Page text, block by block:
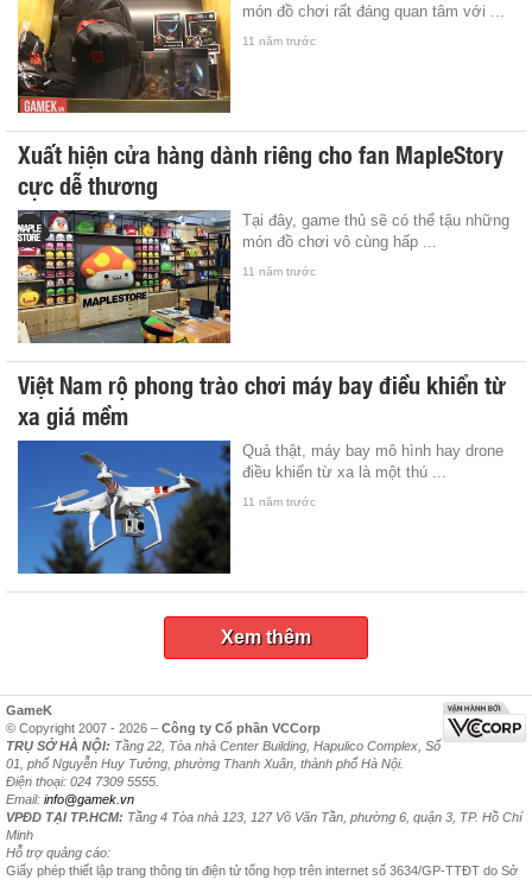
món đồ chơi rất đáng quan tâm với ...
11 năm trước
Xuất hiện cửa hàng dành riêng cho fan MapleStory
cực dễ thương
Tại đây, game thủ sẽ có thể tậu những
món đồ chơi vô cùng hấp ...
11 năm trước
Việt Nam rộ phong trào chơi máy bay điều khiển từ
xa giá mềm
Quả thật, máy bay mô hình hay drone
điều khiển từ xa là một thú ...
11 năm trước
Xem thêm
GameK
© Copyright 2007 - 2026 – Công ty Cổ phần VCCorp
TRỤ SỞ HÀ NỘI: Tầng 22, Tòa nhà Center Building, Hapulico Complex, Số
01, phố Nguyễn Huy Tưởng, phường Thanh Xuân, thành phố Hà Nội.
Điện thoại: 024 7309 5555.
Email: info@gamek.vn
VPĐD TẠI TP.HCM: Tầng 4 Tòa nhà 123, 127 Võ Văn Tần, phường 6, quận 3, TP. Hồ Chí
Minh
Hỗ trợ quảng cáo:
Giấy phép thiết lập trang thông tin điện tử tổng hợp trên internet số 3634/GP-TTĐT do Sở